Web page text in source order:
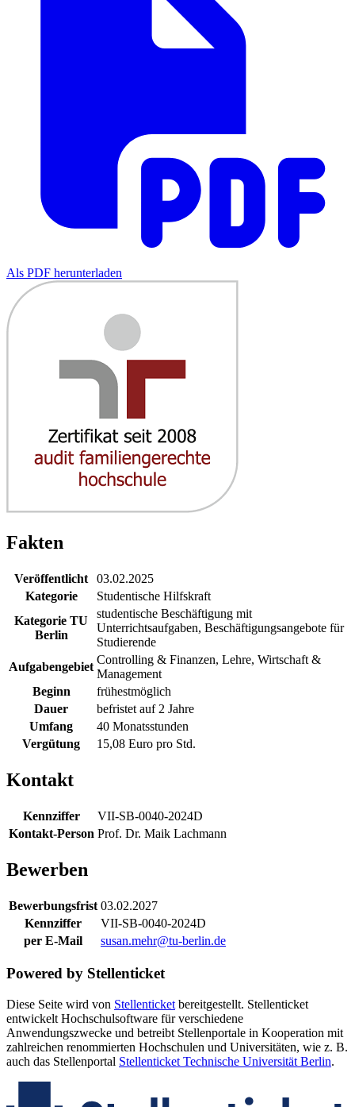
Als PDF herunterladen
Fakten
Veröffentlicht
03.02.2025
Kategorie
Studentische Hilfskraft
Kategorie TU
Berlin
studentische Beschäftigung mit
Unterrichtsaufgaben, Beschäftigungsangebote für
Studierende
Aufgabengebiet
Controlling & Finanzen, Lehre, Wirtschaft &
Management
Beginn
frühestmöglich
Dauer
befristet auf 2 Jahre
Umfang
40 Monatsstunden
Vergütung
15,08 Euro pro Std.
Kontakt
Kennziffer
VII-SB-0040-2024D
Kontakt-Person Prof. Dr. Maik Lachmann
Bewerben
Bewerbungsfrist 03.02.2027
Kennziffer
VII-SB-0040-2024D
per E-Mail
susan.mehr@tu-berlin.de
Powered by Stellenticket
Diese Seite wird von Stellenticket bereitgestellt. Stellenticket
entwickelt Hochschulsoftware für verschiedene
Anwendungszwecke und betreibt Stellenportale in Kooperation mit
zahlreichen renommierten Hochschulen und Universitäten, wie z. B.
auch das Stellenportal Stellenticket Technische Universität Berlin.